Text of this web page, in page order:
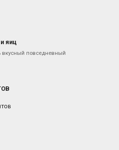
яиц
вкусный повседневный